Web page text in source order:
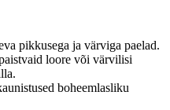
pikkusega ja värviga paelad.
loore või värvilisi
boheemlasliku